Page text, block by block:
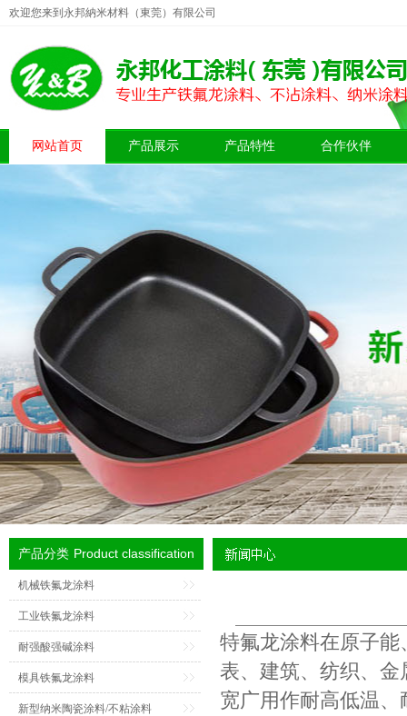
欢迎您来到永邦納米材料（東莞）有限公司
网站首页 产品展示 产品特性 合作伙伴
产品分类 Product classification
机械铁氟龙涂料
工业铁氟龙涂料
耐强酸强碱涂料
模具铁氟龙涂料
新型纳米陶瓷涂料/不粘涂料
特氟龙涂料在原子能
表、建筑、纺织、
宽广用作耐高低温